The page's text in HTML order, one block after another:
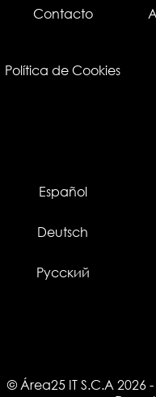
Contacto
Política de Cookies
Español
Deutsch
Русский
© Área25 IT S.C.A 2026 -